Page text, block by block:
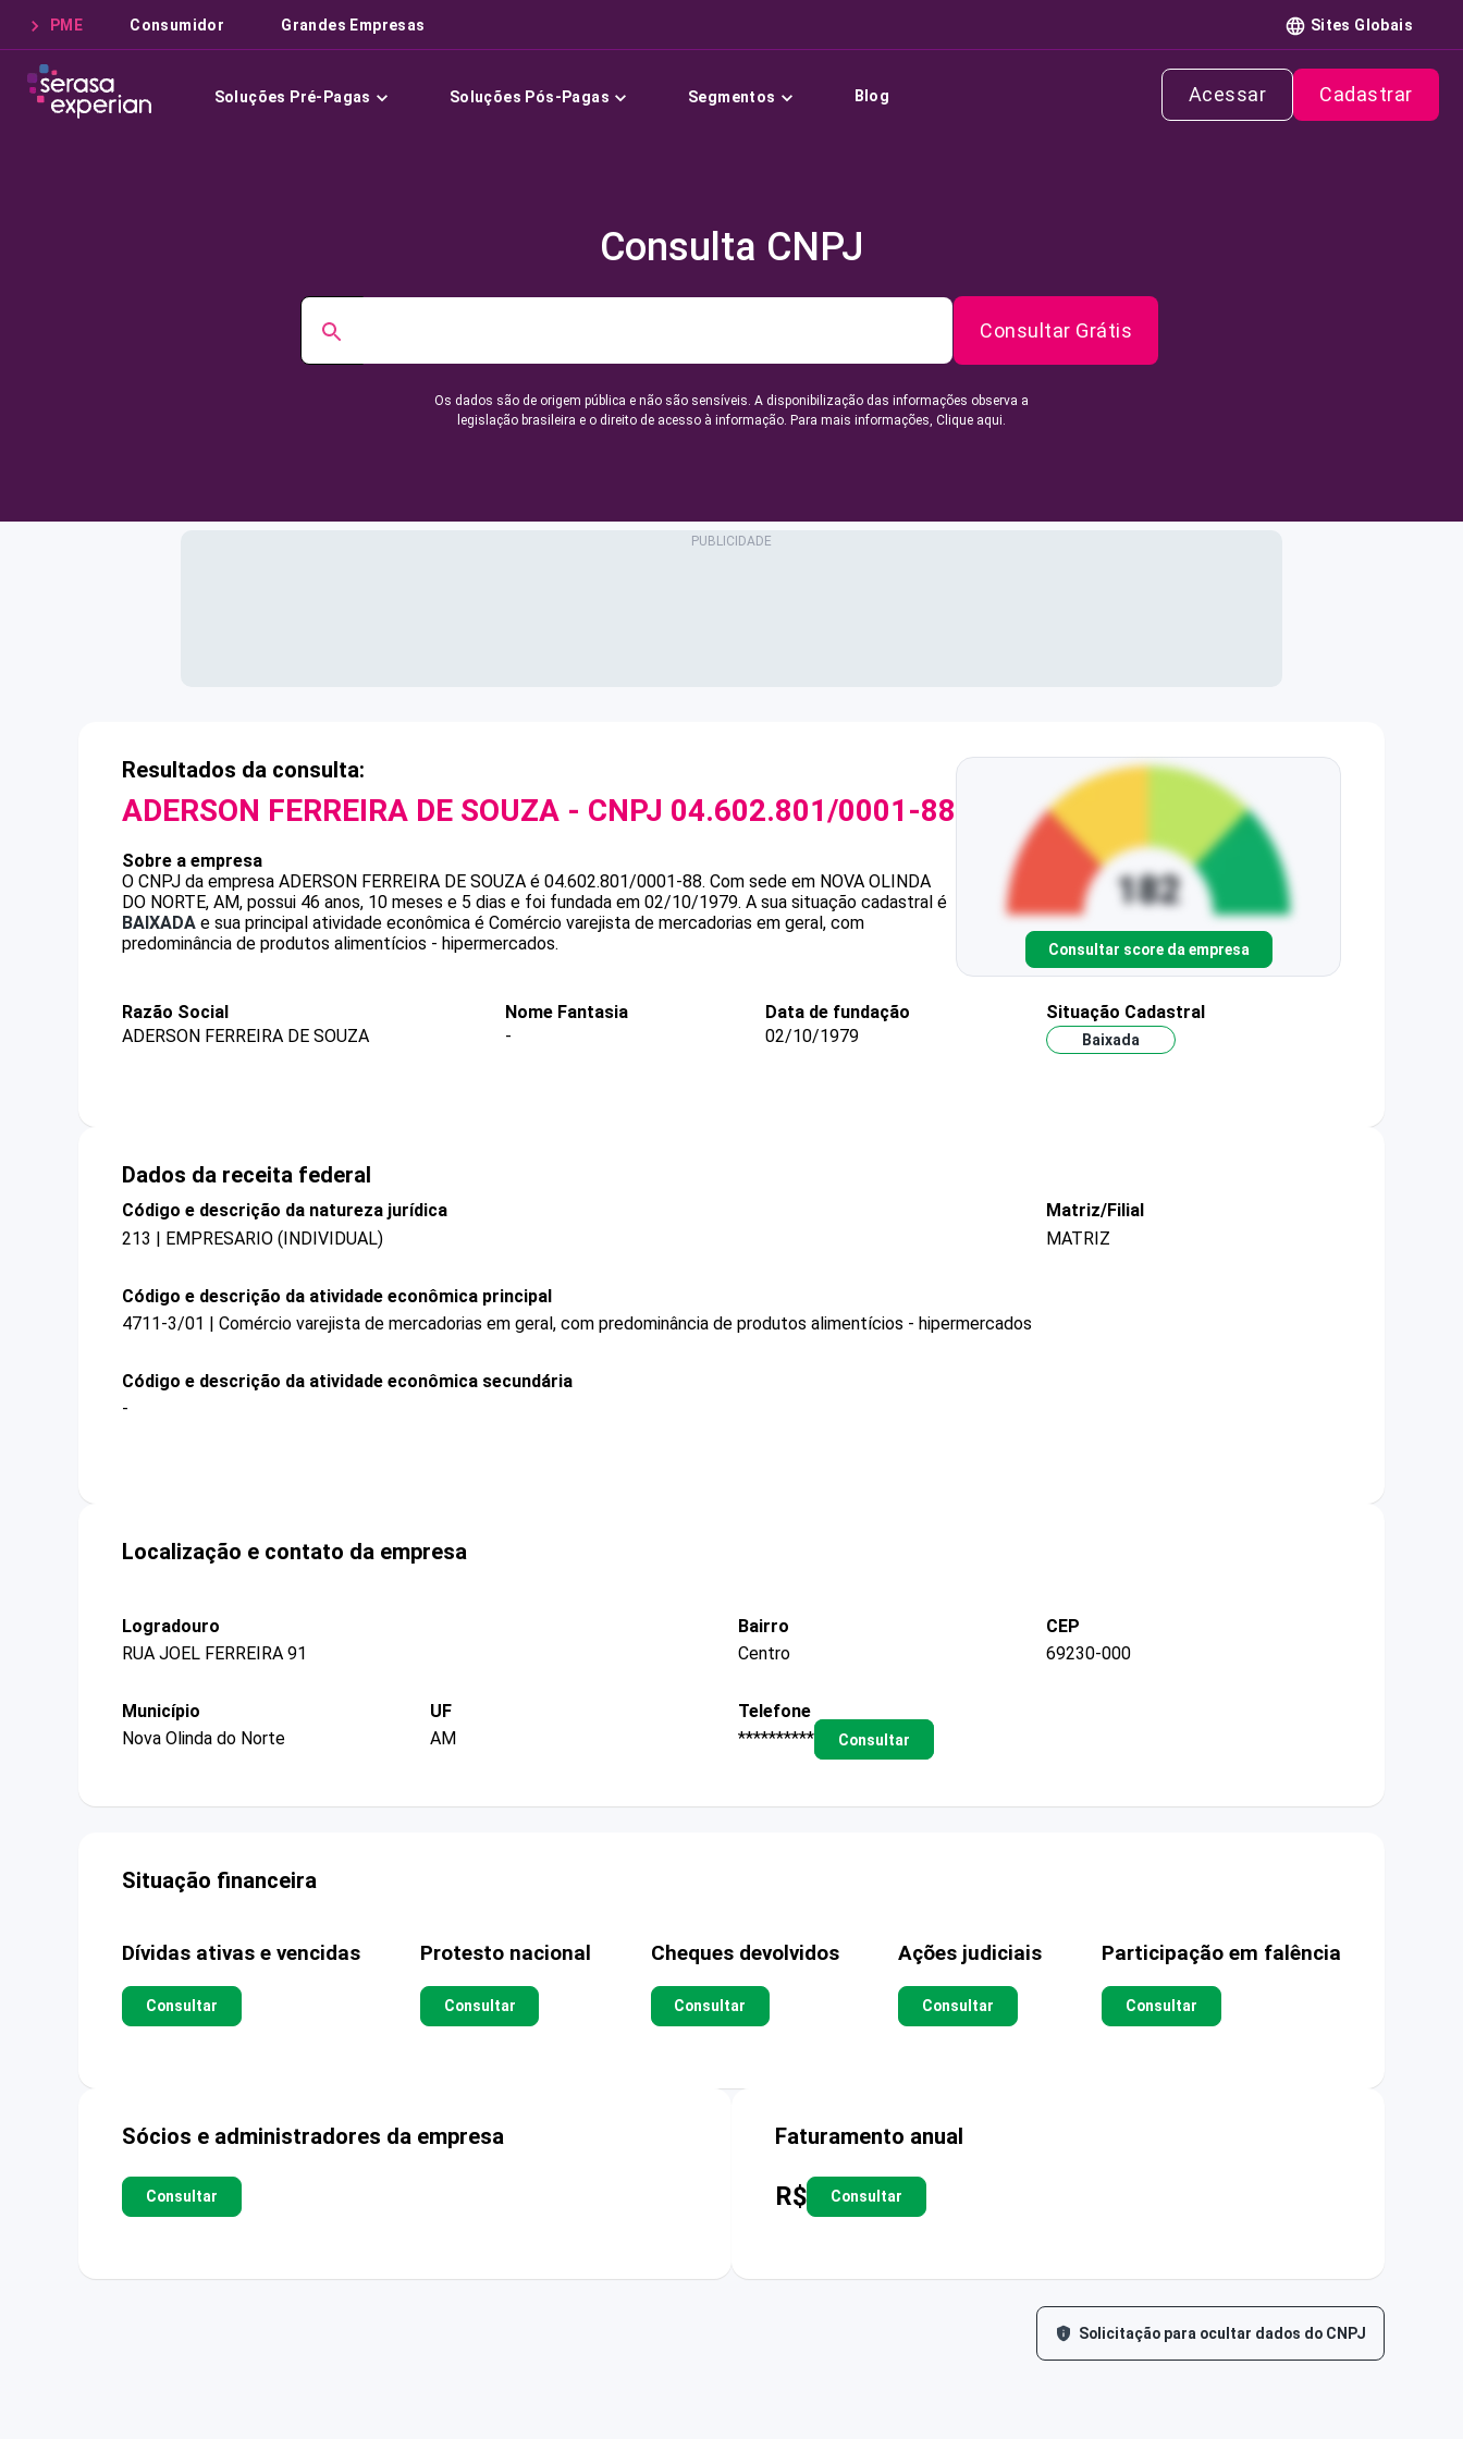
PME Consumidor Grandes Empresas Sites Globais
Soluções Pré-Pagas Soluções Pós-Pagas Segmentos Blog Acessar Cadastrar
Consulta CNPJ
Consultar Grátis
Os dados são de origem pública e não são sensíveis. A disponibilização das informações observa a
legislação brasileira e o direito de acesso à informação. Para mais informações, Clique aqui.
Resultados da consulta:
ADERSON FERREIRA DE SOUZA - CNPJ 04.602.801/0001-88
Sobre a empresa
O CNPJ da empresa ADERSON FERREIRA DE SOUZA é 04.602.801/0001-88. Com sede em NOVA OLINDA
DO NORTE, AM, possui 46 anos, 10 meses e 5 dias e foi fundada em 02/10/1979. A sua situação cadastral é
BAIXADA e sua principal atividade econômica é Comércio varejista de mercadorias em geral, com
predominância de produtos alimentícios - hipermercados.
Consultar score da empresa
Razão Social
ADERSON FERREIRA DE SOUZA
Nome Fantasia
-
Data de fundação
02/10/1979
Situação Cadastral
Baixada
Dados da receita federal
Código e descrição da natureza jurídica
213 | EMPRESARIO (INDIVIDUAL)
Matriz/Filial
MATRIZ
Código e descrição da atividade econômica principal
4711-3/01 | Comércio varejista de mercadorias em geral, com predominância de produtos alimentícios - hipermercados
Código e descrição da atividade econômica secundária
-
Localização e contato da empresa
Logradouro
RUA JOEL FERREIRA 91
Bairro
Centro
CEP
69230-000
Município
Nova Olinda do Norte
UF
AM
Telefone
**********
Consultar
Situação financeira
Dívidas ativas e vencidas
Consultar
Protesto nacional
Consultar
Cheques devolvidos
Consultar
Ações judiciais
Consultar
Participação em falência
Consultar
Sócios e administradores da empresa
Consultar
Faturamento anual
R$ Consultar
Solicitação para ocultar dados do CNPJ